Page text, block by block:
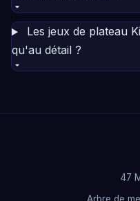
Les jeux de plateau
qu'au détail ?
47